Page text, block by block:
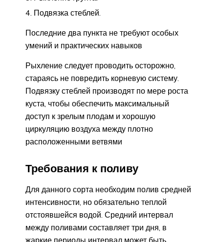
Подвязка стеблей.
Последние два пункта не требуют особых
умений и практических навыков
Рыхление следует проводить осторожно,
стараясь не повредить корневую систему.
Подвязку стеблей производят по мере роста
куста, чтобы обеспечить максимальный
доступ к зрелым плодам и хорошую
циркуляцию воздуха между плотно
расположенными ветвями
Требования к поливу
Для данного сорта необходим полив средней
интенсивности, но обязательно теплой
отстоявшейся водой. Средний интервал
между поливами составляет три дня, в
жаркие периоды интервал может быть